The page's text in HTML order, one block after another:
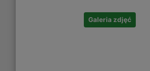
Galeria zdjęć